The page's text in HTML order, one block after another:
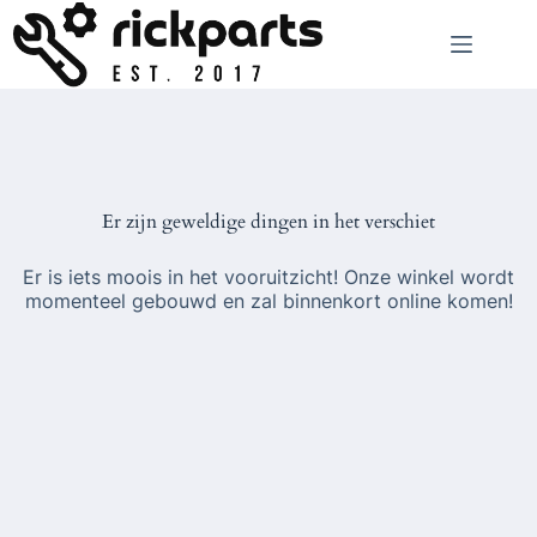
naar
de
inhoud
Er zijn geweldige dingen in het verschiet
Er is iets moois in het vooruitzicht! Onze winkel wordt
momenteel gebouwd en zal binnenkort online komen!